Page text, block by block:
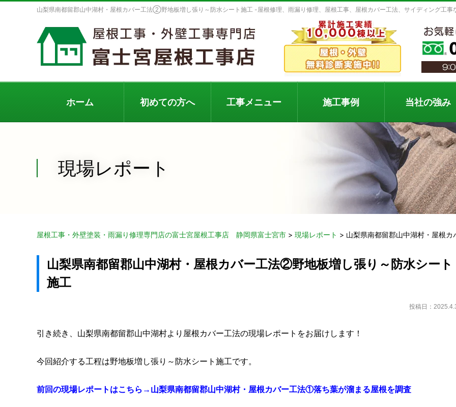
山梨県南都留郡山中湖村・屋根カバー工法②野地板増し張り～防水シート施工 -屋根修理、雨漏り修理、屋根工事、屋根カバー工法、サイディング工
ホーム 初めての方へ 工事メニュー 施工事例 当社の強み
現場レポート
屋根工事・外壁塗装・雨漏り修理専門店の富士宮屋根工事店 静岡県富士宮市 > 現場レポート > 山梨県南都留郡山中湖村・屋根
山梨県南都留郡山中湖村・屋根カバー工法②野地板増し張り～防水シート
施工
投稿日：
引き続き、山梨県南都留郡山中湖村より屋根カバー工法の現場レポートをお届けします！
今回紹介する工程は野地板増し張り～防水シート施工です。
前回の現場レポートはこちら→山梨県南都留郡山中湖村・屋根カバー工法①落ち葉が溜まる屋根を調査